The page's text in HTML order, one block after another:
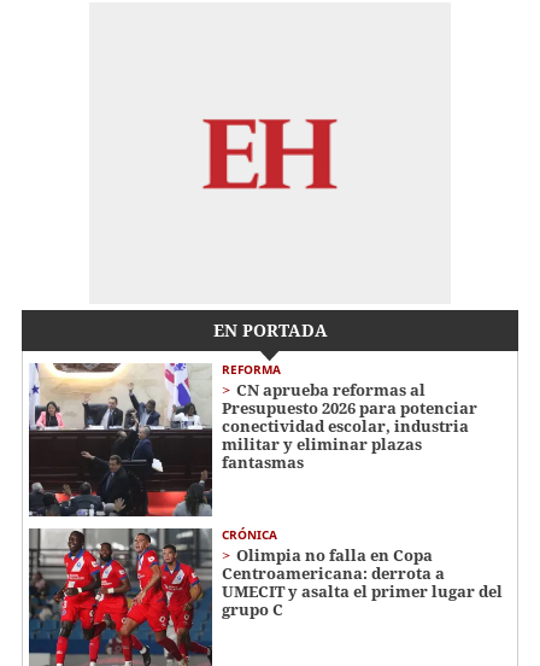
EN PORTADA
REFORMA
CN aprueba reformas al
Presupuesto 2026 para potenciar
conectividad escolar, industria
militar y eliminar plazas
fantasmas
CRÓNICA
Olimpia no falla en Copa
Centroamericana: derrota a
UMECIT y asalta el primer lugar del
grupo C